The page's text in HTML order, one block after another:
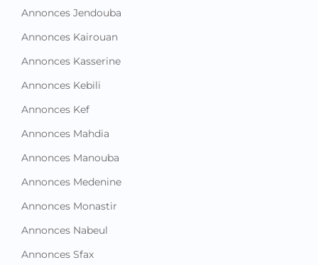
Annonces Jendouba
Annonces Kairouan
Annonces Kasserine
Annonces Kebili
Annonces Kef
Annonces Mahdia
Annonces Manouba
Annonces Medenine
Annonces Monastir
Annonces Nabeul
Annonces Sfax